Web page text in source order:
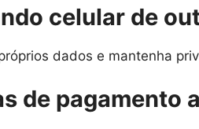
celular de
dados e mantenha
de pagamento